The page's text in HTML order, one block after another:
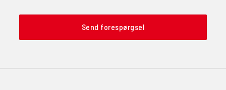
Send forespørgsel